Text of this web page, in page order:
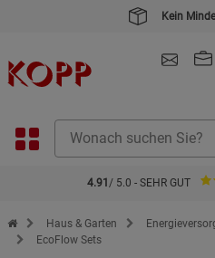
Kein
4.91 / 5.0 - SEHR GUT
Zur Startseite des Kopp Verlag Online-
Haus & Garten
EcoFlow Sets